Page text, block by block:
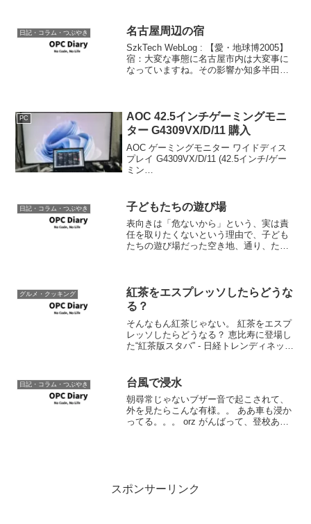
日記・コラム・つぶやき 名古屋周辺の宿
SzkTech WebLog : 【愛・地球博2005】
宿：大変な事態に名古屋市内は大変事に
なっていますね。その影響か知多半田周
しく...
PC
AOC 42.5インチゲーミングモニ
ター G4309VX/D/11 購入
AOC ゲーミングモニター ワイドディス
プレイ G4309VX/D/11 (42.5インチ/ゲー
ミン
般の都合で前の...
日記・コラム・つぶやき 子どもたちの遊び場
表向きは「危ないから」という、実は責
任を取りたくないという理由で、子ども
たちの遊び場だった空き地、通り、ため
大人たちは今までもさまざ...
グルメ・クッキング
紅茶をエスプレッソしたらどうな
る？
そんなもん紅茶じゃない。 紅茶をエスプ
レッソしたらどうなる？ 恵比寿に登場し
た“紅茶版スタバ” - 日経トレンディネット
ってそのプロセスを楽しむものなのに、
せわしなく...
日記・コラム・つぶやき 台風で浸水
朝尋常じゃないブザー音で起こされて、
外を見たらこんな有様。。 ああ車も浸か
ってる。。。 orz がんばって、登校ある
スポンサーリンク